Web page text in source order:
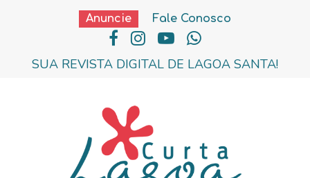
Anuncie Fale Conosco
SUA REVISTA DIGITAL DE LAGOA SANTA!